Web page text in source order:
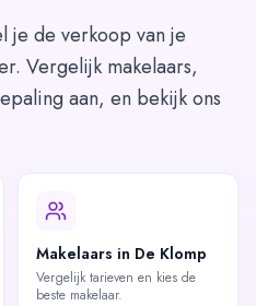
je de verkoop van je
Vergelijk makelaars,
aan, en bekijk ons
Makelaars in De Klomp
Vergelijk tarieven en kies de
beste makelaar.